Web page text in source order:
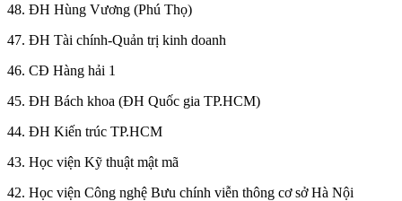
48. ĐH Hùng Vương (Phú Thọ)
47. ĐH Tài chính-Quản trị kinh doanh
46. CĐ Hàng hải 1
45. ĐH Bách khoa (ĐH Quốc gia TP.HCM)
44. ĐH Kiến trúc TP.HCM
43. Học viện Kỹ thuật mật mã
42. Học viện Công nghệ Bưu chính viễn thông cơ sở Hà Nội